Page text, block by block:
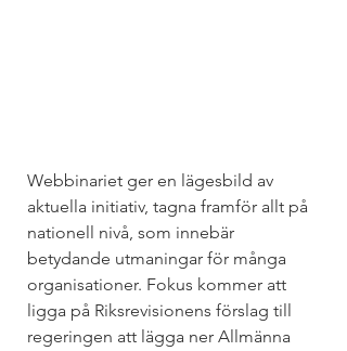
Webbinariet ger en lägesbild av
aktuella initiativ, tagna framför allt på
nationell nivå, som innebär
betydande utmaningar för många
organisationer. Fokus kommer att
ligga på Riksrevisionens förslag till
regeringen att lägga ner Allmänna